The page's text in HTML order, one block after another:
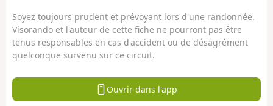
Soyez toujours prudent et prévoyant lors d'une randonnée.
Visorando et l'auteur de cette fiche ne pourront pas être
tenus responsables en cas d'accident ou de désagrément
quelconque survenu sur ce circuit.
Ouvrir dans l'app